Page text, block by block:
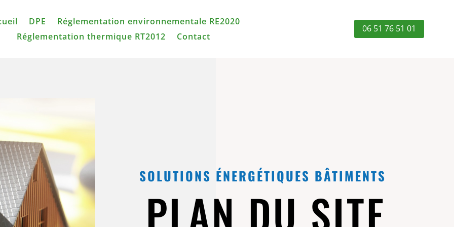
DPE
Réglementation environnementale RE2020
Réglementation thermique RT2012
Contact
06 51 76 51 01
SOLUTIONS ÉNERGÉTIQUES BÂTIMENTS
PLAN DU SITE